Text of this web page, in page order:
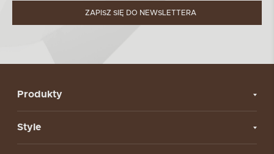
ZAPISZ SIĘ DO NEWSLETTERA
Produkty
Style